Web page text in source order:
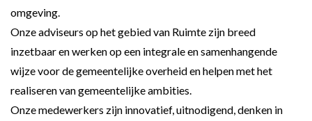
omgeving.
Onze adviseurs op het gebied van Ruimte zijn breed
inzetbaar en werken op een integrale en samenhangende
wijze voor de gemeentelijke overheid en helpen met het
realiseren van gemeentelijke ambities.
Onze medewerkers zijn innovatief, uitnodigend, denken in